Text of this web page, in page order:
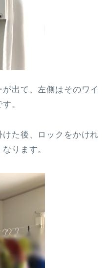
出て、左側はそのワイ
。
た後、ロックをかけれ
ります。